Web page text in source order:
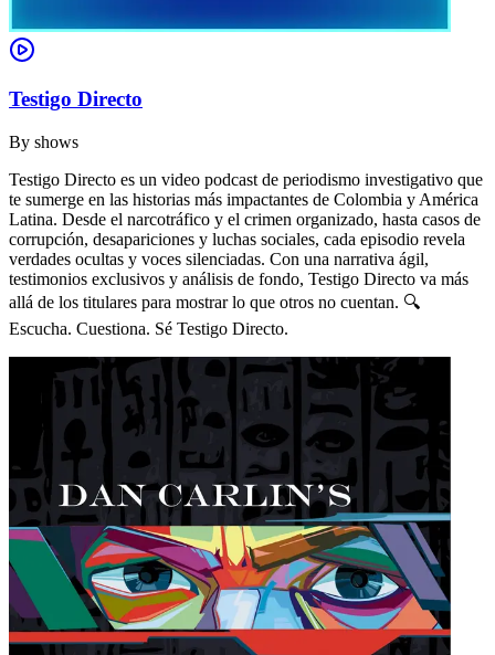
Testigo Directo
By shows
Testigo Directo es un video podcast de periodismo investigativo que
te sumerge en las historias más impactantes de Colombia y América
Latina. Desde el narcotráfico y el crimen organizado, hasta casos de
corrupción, desapariciones y luchas sociales, cada episodio revela
verdades ocultas y voces silenciadas. Con una narrativa ágil,
testimonios exclusivos y análisis de fondo, Testigo Directo va más
allá de los titulares para mostrar lo que otros no cuentan. 🔍
Escucha. Cuestiona. Sé Testigo Directo.